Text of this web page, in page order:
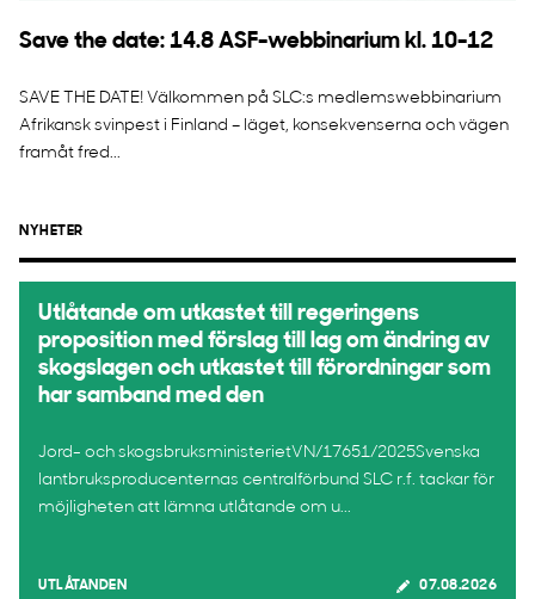
Save the date: 14.8 ASF-webbinarium kl. 10-12
SAVE THE DATE! Välkommen på SLC:s medlemswebbinarium
Afrikansk svinpest i Finland – läget, konsekvenserna och vägen
framåt fred...
NYHETER
Utlåtande om utkastet till regeringens
proposition med förslag till lag om ändring av
skogslagen och utkastet till förordningar som
har samband med den
Jord- och skogsbruksministerietVN/17651/2025Svenska
lantbruksproducenternas centralförbund SLC r.f. tackar för
möjligheten att lämna utlåtande om u...
UTLÅTANDEN 07.08.2026